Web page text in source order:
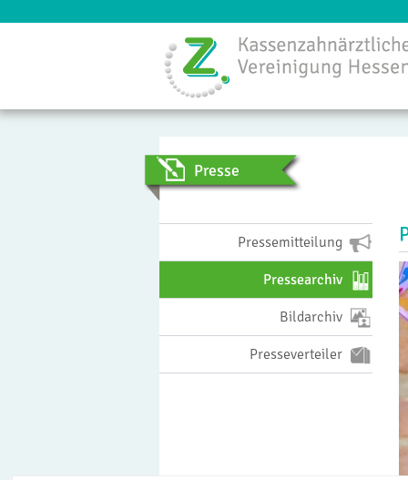
Presse
Pressemitteilung
Pressearchiv
Bildarchiv
Presseverteiler